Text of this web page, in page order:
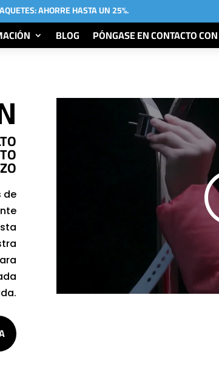
AHORRE HASTA UN 25%.
BLOG PÓNGASE EN CONTACTO CON
de